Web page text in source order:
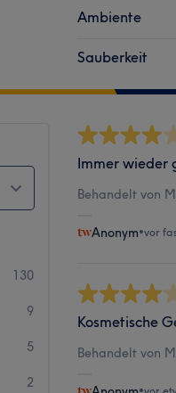
Ambiente
Sauberkeit
130
9
5
2
Immer wieder
Behandelt von
Anonym•vor
Kosmetische
Behandelt von